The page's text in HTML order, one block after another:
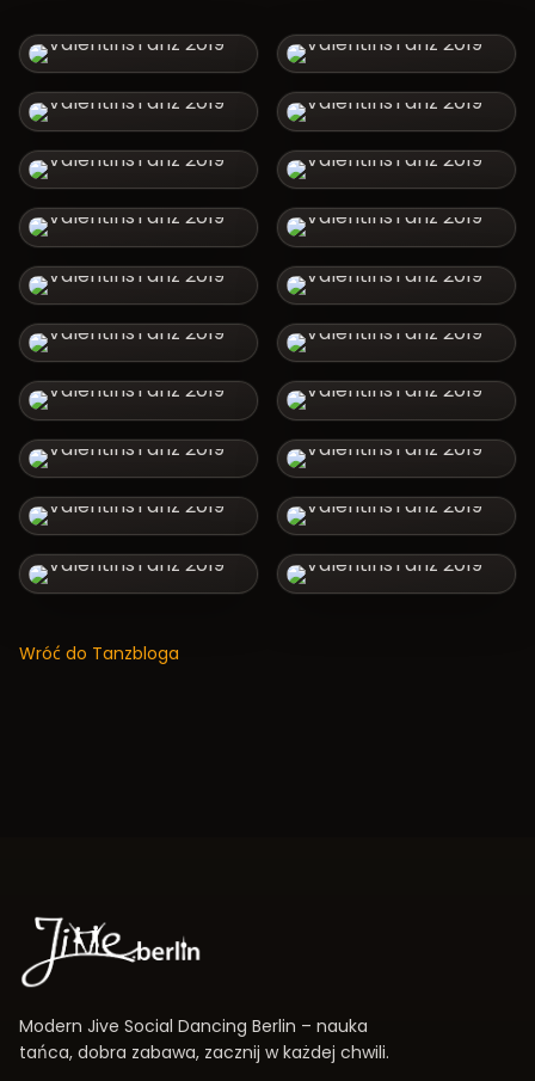
Wróć do Tanzbloga
Modern Jive Social Dancing Berlin – nauka
tańca, dobra zabawa, zacznij w każdej chwili.